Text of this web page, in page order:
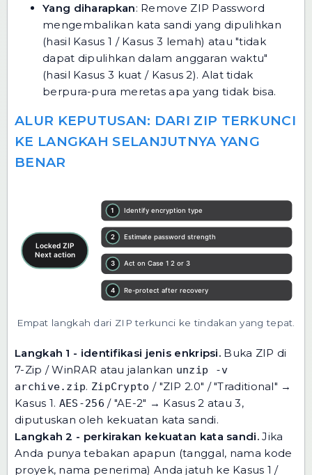
Yang diharapkan: Remove ZIP Password
mengembalikan kata sandi yang dipulihkan
(hasil Kasus 1 / Kasus 3 lemah) atau "tidak
dapat dipulihkan dalam anggaran waktu"
(hasil Kasus 3 kuat / Kasus 2). Alat tidak
berpura-pura meretas apa yang tidak bisa.
ALUR KEPUTUSAN: DARI ZIP TERKUNCI
KE LANGKAH SELANJUTNYA YANG
BENAR
Empat langkah dari ZIP terkunci ke tindakan yang tepat.
Langkah 1 - identifikasi jenis enkripsi. Buka ZIP di
7-Zip / WinRAR atau jalankan unzip -v
archive.zip. ZipCrypto / "ZIP 2.0" / "Traditional" →
Kasus 1. AES-256 / "AE-2" → Kasus 2 atau 3,
diputuskan oleh kekuatan kata sandi.
Langkah 2 - perkirakan kekuatan kata sandi.Jika
Anda punya tebakan apapun (tanggal, nama kode
proyek, nama penerima) Anda jatuh ke Kasus 1 /